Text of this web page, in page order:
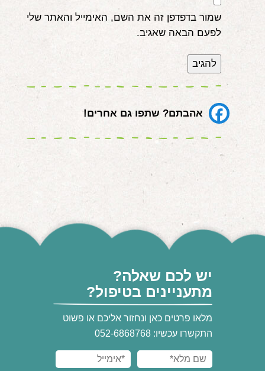
שמור בדפדפן זה את השם, האימייל והאתר שלי
לפעם הבאה שאגיב.
אהבתם? שתפו גם אחרים!
יש לכם שאלה?
מתעניינים בטיפול?
מלאו פרטים כאן ונחזור אליכם או פשוט
התקשרו עכשיו: 052-6868768